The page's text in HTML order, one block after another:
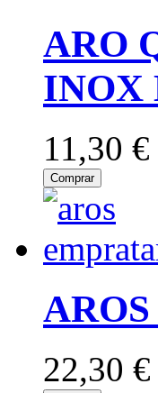
ARO
INOX
11,30 €
Comprar
22,30 €